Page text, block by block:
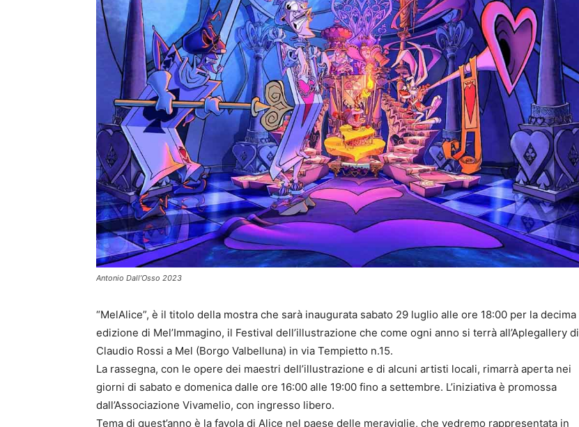
Antonio Dall’Osso 2023
“MelAlice”, è il titolo della mostra che sarà inaugurata sabato 29 luglio alle ore 18:00 per la decima
edizione di Mel’Immagino, il Festival dell’illustrazione che come ogni anno si terrà all’Aplegallery di
Claudio Rossi a Mel (Borgo Valbelluna) in via Tempietto n.15.
La rassegna, con le opere dei maestri dell’illustrazione e di alcuni artisti locali, rimarrà aperta nei
giorni di sabato e domenica dalle ore 16:00 alle 19:00 fino a settembre. L’iniziativa è promossa
dall’Associazione Vivamelio, con ingresso libero.
Tema di quest’anno è la favola di Alice nel paese delle meraviglie, che vedremo rappresentata in